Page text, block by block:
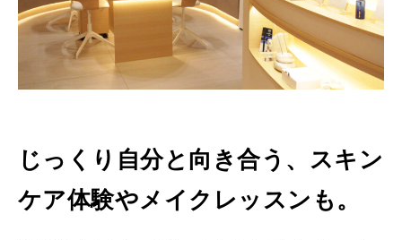
じっくり自分と向き合う、スキン
ケア体験やメイクレッスンも。